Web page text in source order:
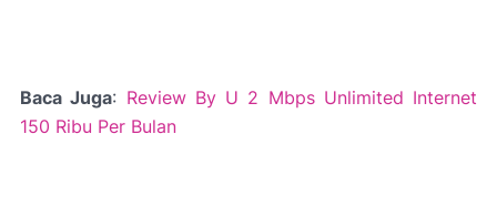
Baca Juga: Review By U 2 Mbps Unlimited Internet
150 Ribu Per Bulan